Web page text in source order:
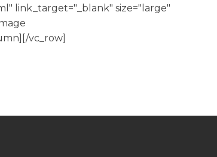
link_target="_blank" size="large"
vc_row]